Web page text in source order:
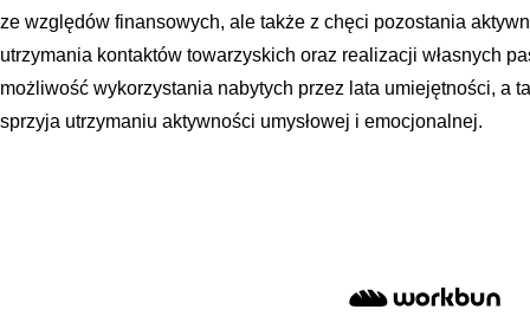
ze względów finansowych, ale także z chęci pozostania
utrzymania kontaktów towarzyskich oraz realizacji własnych
możliwość wykorzystania nabytych przez lata umiejętności, a
sprzyja utrzymaniu aktywności umysłowej i emocjonalnej.